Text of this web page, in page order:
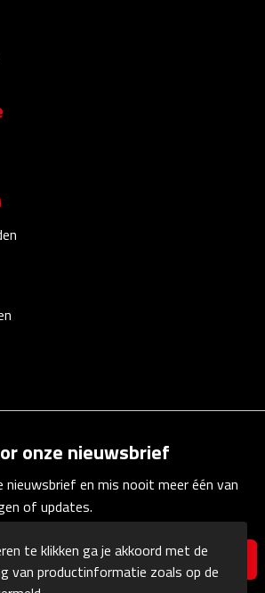
onze nieuwsbrief
nieuwsbrief en mis nooit meer één van
of updates.
te klikken ga je akkoord met de
van productinformatie zoals op de